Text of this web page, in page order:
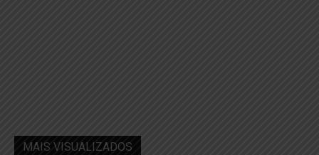
MAIS VISUALIZADOS